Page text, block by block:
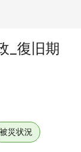
_復旧期
被災状況